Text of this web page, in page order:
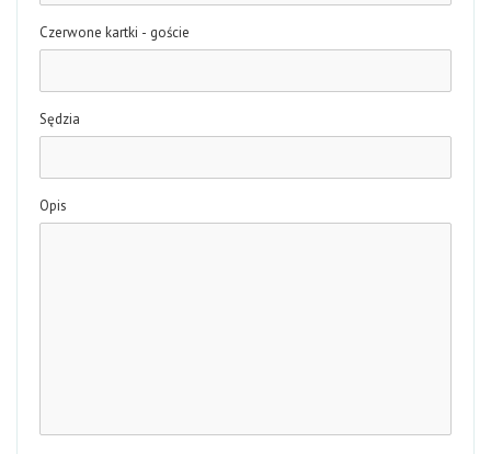
Czerwone kartki - goście
Sędzia
Opis